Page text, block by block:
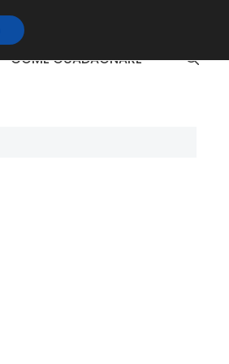
COME GUADAGNARE